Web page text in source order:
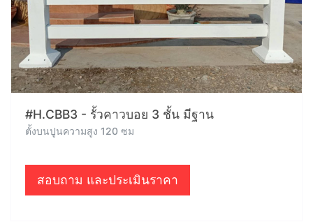
#H.CBB3 - รั้วคาวบอย 3 ชั้น มีฐาน
ตั้งบนปูนความสูง 120 ซม
สอบถาม และประเมินราคา